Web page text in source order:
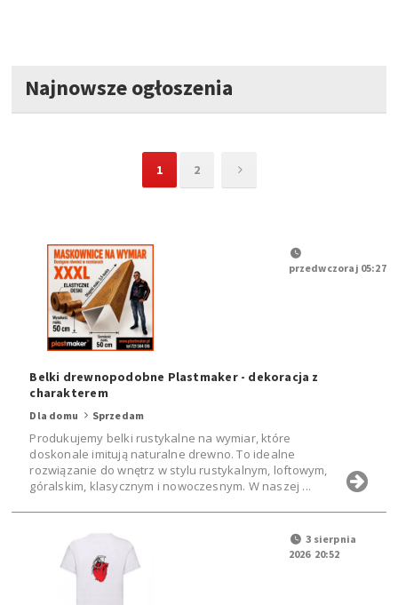
Najnowsze ogłoszenia
1 2
przedwczoraj 05:27
Belki drewnopodobne Plastmaker - dekoracja z
charakterem
Dla domu Sprzedam
Produkujemy belki rustykalne na wymiar, które
doskonale imitują naturalne drewno. To idealne
rozwiązanie do wnętrz w stylu rustykalnym, loftowym,
góralskim, klasycznym i nowoczesnym. W naszej ...
3 sierpnia
2026 20:52